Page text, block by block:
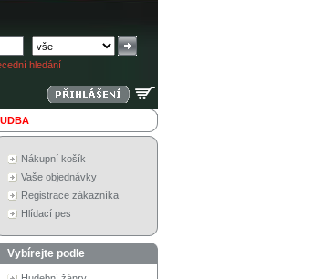
hledání
Nákupní košík
Vaše objednávky
Registrace zákazníka
Hlídací pes
Vybírejte podle